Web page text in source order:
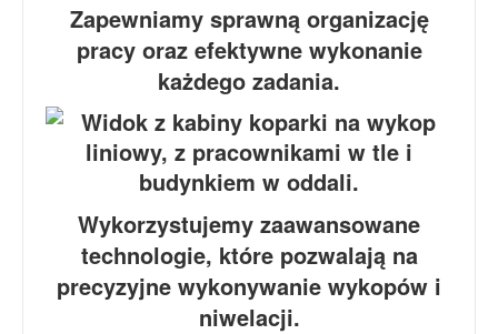
Zapewniamy sprawną organizację
pracy oraz efektywne wykonanie
każdego zadania.
Wykorzystujemy zaawansowane
technologie, które pozwalają na
precyzyjne wykonywanie wykopów i
niwelacji.